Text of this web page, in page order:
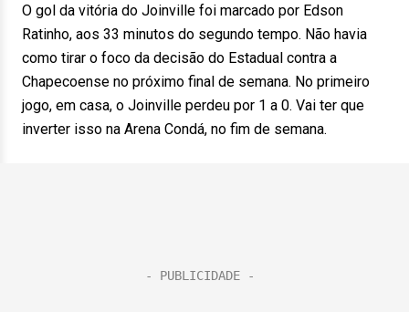
O gol da vitória do Joinville foi marcado por Edson
Ratinho, aos 33 minutos do segundo tempo. Não havia
como tirar o foco da decisão do Estadual contra a
Chapecoense no próximo final de semana. No primeiro
jogo, em casa, o Joinville perdeu por 1 a 0. Vai ter que
inverter isso na Arena Condá, no fim de semana.